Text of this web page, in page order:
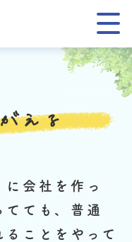
える
に会社を作っ
てても、普通
ことをやって